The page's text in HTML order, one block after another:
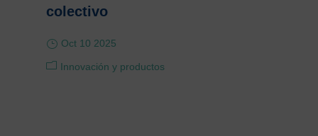
colectivo
Oct 10 2025
Innovación y productos